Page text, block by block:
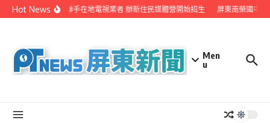
Skip to content
Hot News屏縣府聯手在地電視業者 辦新住民媒體營開始招生 屏東南榮國中
Men
u